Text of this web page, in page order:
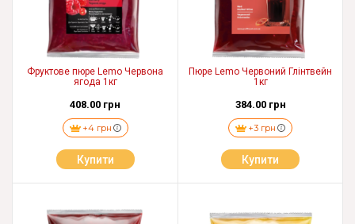
Фруктове пюре Lemo Червона
ягода 1кг
408.00 грн
+4 грн
Купити
Пюре Lemo Червоний Глінтвейн
1кг
384.00 грн
+3 грн
Купити